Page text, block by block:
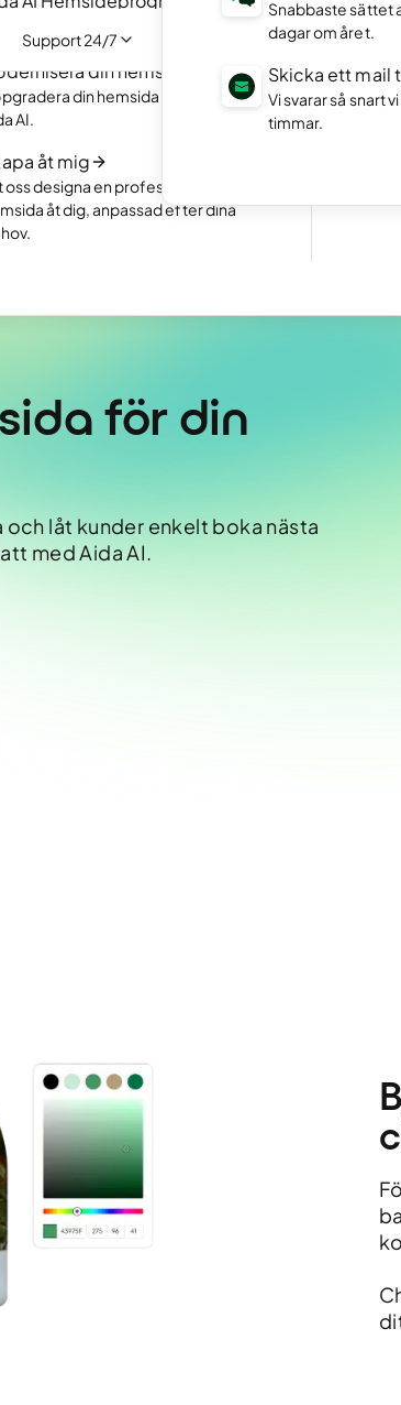
Support 24/7
Snabbaste sättet
dagar om året.
Skicka ett mail
Vi svarar så snart
timmar.
din hemsida NYTT
din hemsida snabbt med
AI.
åt mig
oss designa en professionell
åt dig, anpassad efter dina
Visa
Starta
Öppna
för din
och låt kunder enkelt boka nästa
med Aida AI.